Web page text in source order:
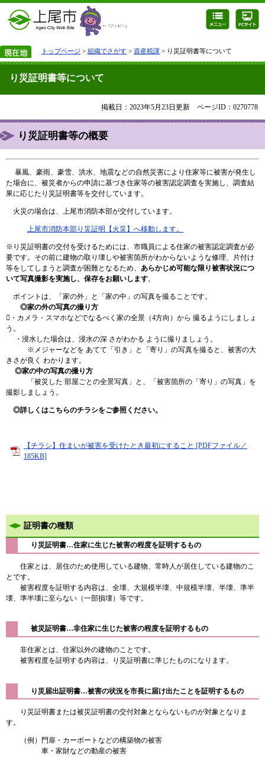
トップページ > 組織でさがす > 資産税課 > り災証明書等について
り災証明書等について
掲載日：2023年5月23日更新 ページID：0270778
り災証明書等の概要
暴風、豪雨、豪雪、洪水、地震などの自然災害により住家等に被害が発生し
た場合に、被災者からの申請に基づき住家等の被害認定調査を実施し、調査結
果に応じたり災証明書等を交付しています。
火災の場合は、上尾市消防本部が交付しています。
上尾市消防本部り災証明【火災】へ移動します。
※り災証明書の交付を受けるためには、市職員による住家の被害認定調査が必
要です。その前に建物の取り壊しや被害箇所がわからないような修理、片付け
等をしてしまうと調査が困難となるため、 あらかじめ可能な限り被害状況につ
いて写真撮影を実施し、保存をお願いします。
ポイントは、「家の外」と「家の中」の写真を撮ることです。
◎家の外の写真の撮り方
・カメラ・スマホなどでなるべく家の全景（4方向）から 撮るようにしましょ
う。
・浸水した場合は、浸水の深 さがわかる ように撮りましょう。
※メジャーなどを あてて「引き」と「寄り」の写真を撮ると、被害の大
きさが良く わかります。
◎家の中の写真の撮り方
「被災した 部屋ごとの全景写真」と、「被害箇所の「寄り」の写真」を
撮影しましょう。
◎詳しくはこちらのチラシをご参照ください。
【チラシ】住まいが被害を受けたとき最初にすること [PDFファイル／
185KB]
証明書の種類
り災証明書…住家に生じた被害の程度を証明するもの
住家とは、居住のため使用している建物、常時人が居住している建物のこ
とです。
被害程度を証明する内容は、全壊、大規模半壊、中規模半壊、半壊、準半
壊、準半壊に至らない（一部損壊）等です。
被災証明書…非住家に生じた被害の程度を証明するもの
非住家とは、住家以外の建物のことです。
被害程度を証明する内容は、り災証明書に準じたものになります。
り災届出証明書…被害の状況を市長に届け出たことを証明するもの
り災証明書または被災証明書の交付対象とならないものが対象となりま
す。
（例）門扉・カーポートなどの構築物の被害
車・家財などの動産の被害